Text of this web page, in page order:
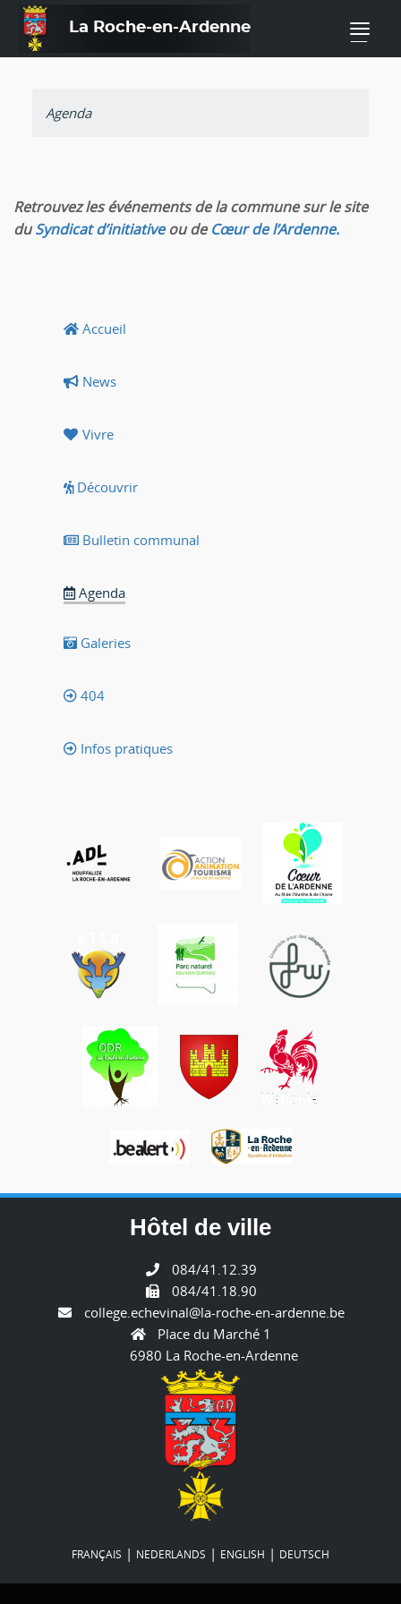
La Roche-en-Ardenne —
Agenda
Retrouvez les événements de la commune sur le site
duSyndicat d’initiativeou deCœur de l’Ardenne.
Accueil
News
Vivre
Découvrir
Bulletin communal
Agenda
Galeries
404
Infos pratiques
Hôtel de ville
084/41.12.39
084/41.18.90
college.echevinal@la-roche-en-ardenne.be
Place du Marché 1
6980 La Roche-en-Ardenne
FRANÇAIS | NEDERLANDS | ENGLISH | DEUTSCH